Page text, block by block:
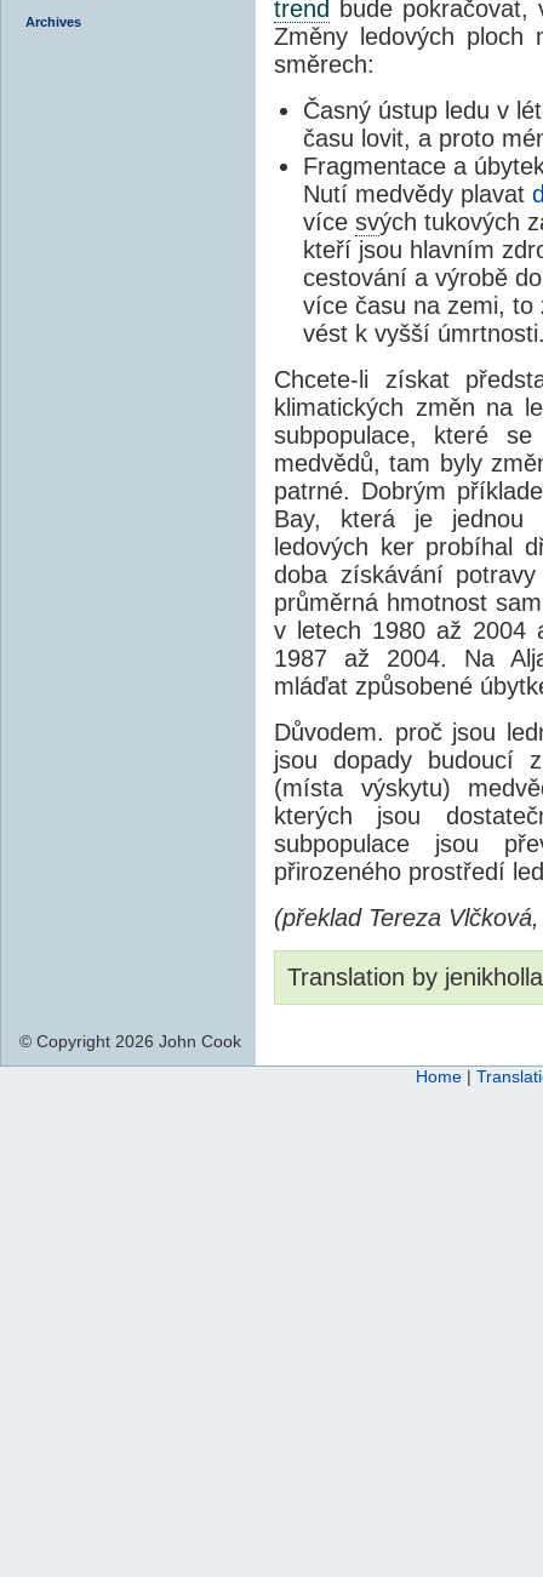
Archives
trend
bude
Změny ledových ploch
směrech:
Časný ústup ledu v
času lovit, a proto
Fragmentace a
Nutí medvědy plavat
více svých tukových
kteří jsou hlavním
cestování a výrobě
více času na zemi, to
vést k vyšší
Chcete-li získat
klimatických změn na
subpopulace, které
medvědů, tam byly
patrné. Dobrým
Bay, která je jednou
ledových ker probíhal
doba získávání
průměrná hmotnost
v letech 1980 až 2004
1987 až 2004. Na
mláďat způsobené
Důvodem. proč jsou
jsou dopady budoucí
(místa výskytu)
kterých jsou
subpopulace jsou
přirozeného prostředí
(překlad Tereza
Translation by
© Copyright 2026 John Cook
Home |